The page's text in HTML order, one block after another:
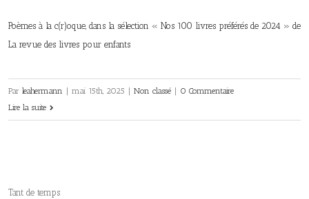
Poèmes à la c(r)oque, dans la sélection « Nos 100 livres préférés de 2024 » de
La revue des livres pour enfants
Par leahermann mai 15th, 2025 Non classé
0 Commentaire
Lire la suite
Tant de temps